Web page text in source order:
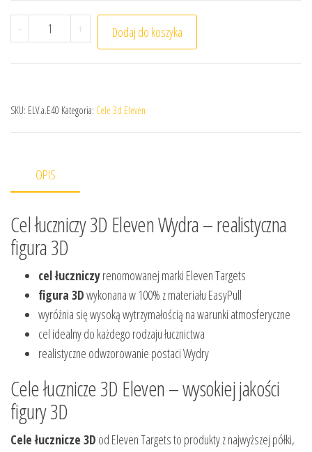
- ilość Cel łuczniczy 3d Eleven Wydra
+ Dodaj do koszyka
SKU: ELV.a.E40 Kategoria: Cele 3d Eleven
OPIS
Cel łuczniczy 3D Eleven Wydra – realistyczna
figura 3D
cel łuczniczyrenomowanej marki Eleven Targets
figura 3Dwykonana w 100% z materiału EasyPull
wyróżnia się wysoką wytrzymałością na warunki atmosferyczne
cel idealny do każdego rodzaju łucznictwa
realistyczne odwzorowanie postaci Wydry
Cele łucznicze 3D Eleven – wysokiej jakości
figury 3D
Cele łucznicze 3D od Eleven Targets to produkty z najwyższej półki,